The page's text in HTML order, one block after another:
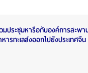
มประชุมหารือกับองค์การสะพา
ารทะเลส่งออกไปยังประเทศจีน